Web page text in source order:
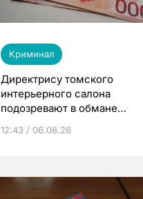
Криминал
Директрису томского
интерьерного салона
подозревают в обмане
12:43 / 06.08.26